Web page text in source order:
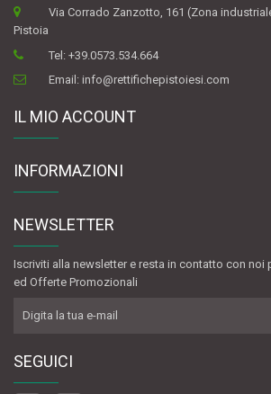
Via Corrado Zanzotto, 161 (Zona
Pistoia
Tel:+39.0573.534.664
Email:info@rettifichepistoiesi.com
IL MIO ACCOUNT
INFORMAZIONI
NEWSLETTER
Iscriviti alla newsletter e resta in contatto con noi
ed Offerte Promozionali
SEGUICI